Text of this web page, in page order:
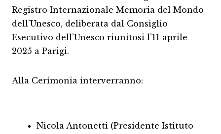
Registro Internazionale Memoria del Mondo
dell’Unesco, deliberata dal Consiglio
Esecutivo dell’Unesco riunitosi l’11 aprile
2025 a Parigi.
Alla Cerimonia interverranno:
Nicola Antonetti (Presidente Istituto